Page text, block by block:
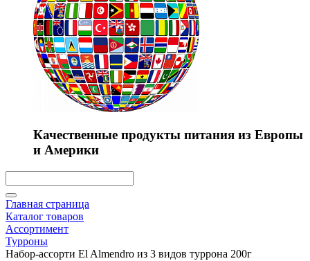
Качественные продукты питания из Европы
и Америки
Главная страница
Каталог товаров
Ассортимент
Турроны
Набор-ассорти El Almendro из 3 видов туррона 200г